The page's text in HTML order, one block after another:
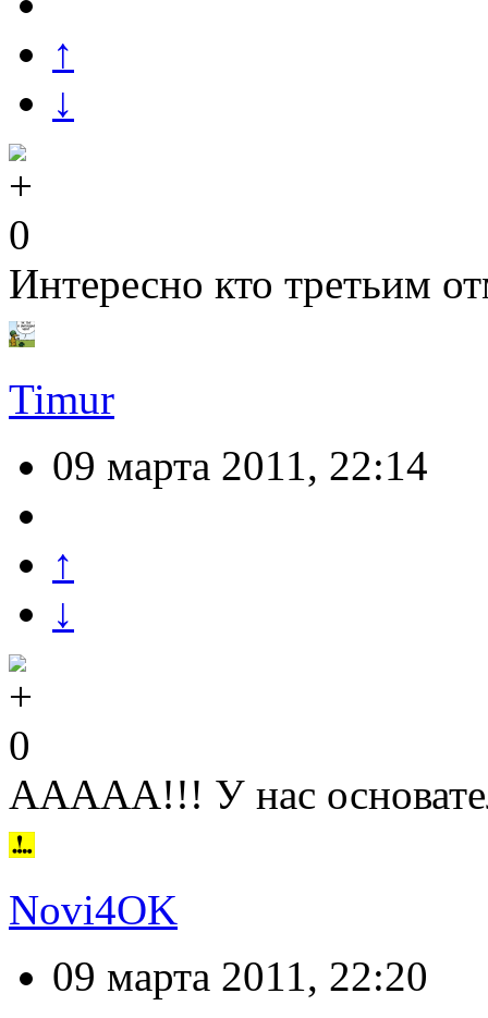
↑
↓
0
Интересно кто третьим
Timur
09 марта 2011, 22:14
↑
↓
0
ААААА!!! У нас
Novi4OK
09 марта 2011, 22:20